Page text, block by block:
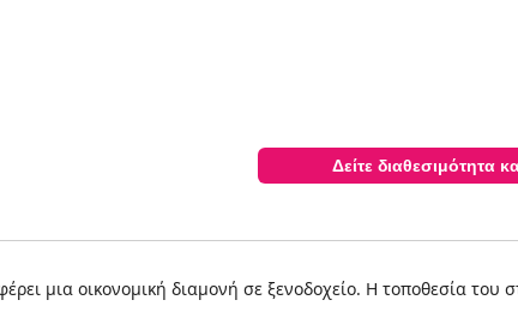
Δείτε διαθεσιμότητα
μια οικονομική διαμονή σε ξενοδοχείο. Η τοποθεσία του